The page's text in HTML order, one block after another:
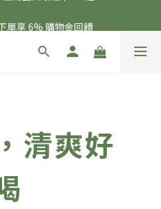
贈美日肌酸 1 包
清爽好